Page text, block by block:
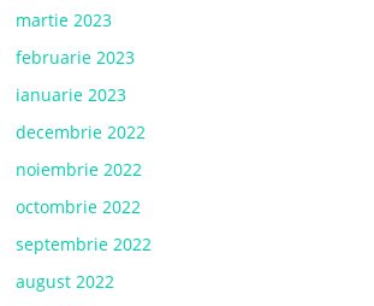
martie 2023
februarie 2023
ianuarie 2023
decembrie 2022
noiembrie 2022
octombrie 2022
septembrie 2022
august 2022